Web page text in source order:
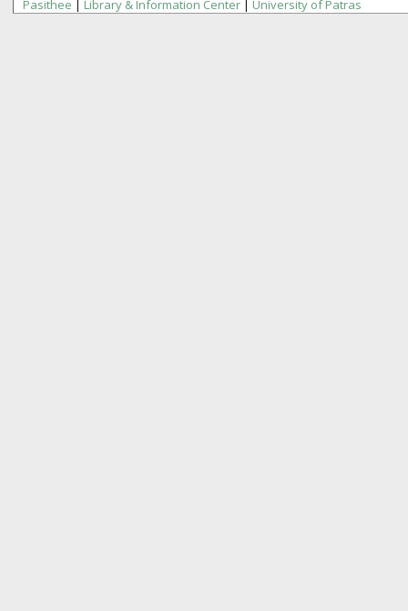
Pasithee | Library & Information Center | University of Patras